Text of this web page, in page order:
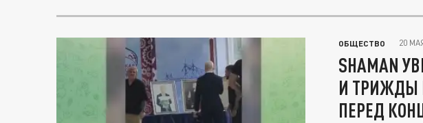
ОБЩЕСТВО 20
SHAMAN
И ТРИЖДЫ
ПЕРЕД